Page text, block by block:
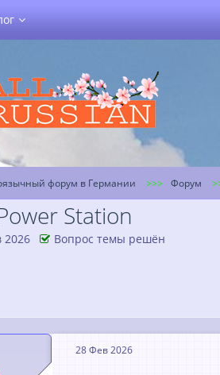
форум в Германии Форум
Station
2026 Вопрос темы решён
28 Фев 2026